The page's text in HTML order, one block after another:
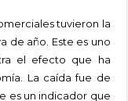
tuvieron la
de año. Este es uno
el efecto que ha
La caída fue de
es un indicador que